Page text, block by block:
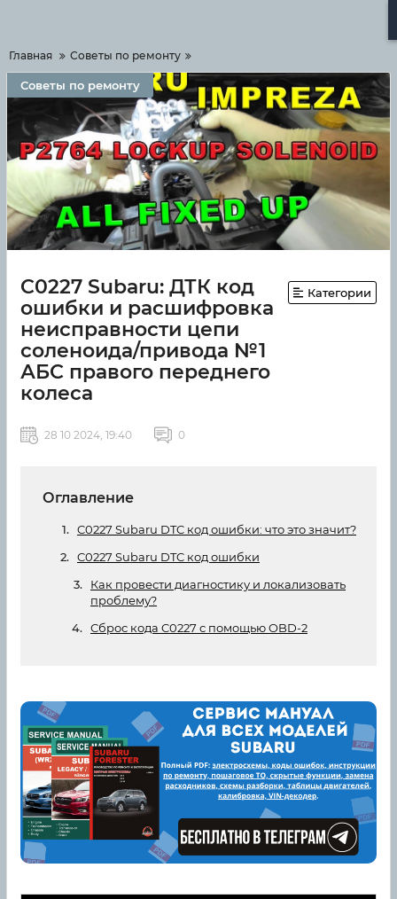
Главная Советы по ремонту
Советы по ремонту
C0227 Subaru: ДТК код
ошибки и расшифровка
неисправности цепи
соленоида/привода №1
АБС правого переднего
колеса
Категории
28 10 2024, 19:40 0
Оглавление
C0227 Subaru DTC код ошибки: что это значит?
C0227 Subaru DTC код ошибки
Как провести диагностику и локализовать
проблему?
Сброс кода C0227 с помощью OBD-2